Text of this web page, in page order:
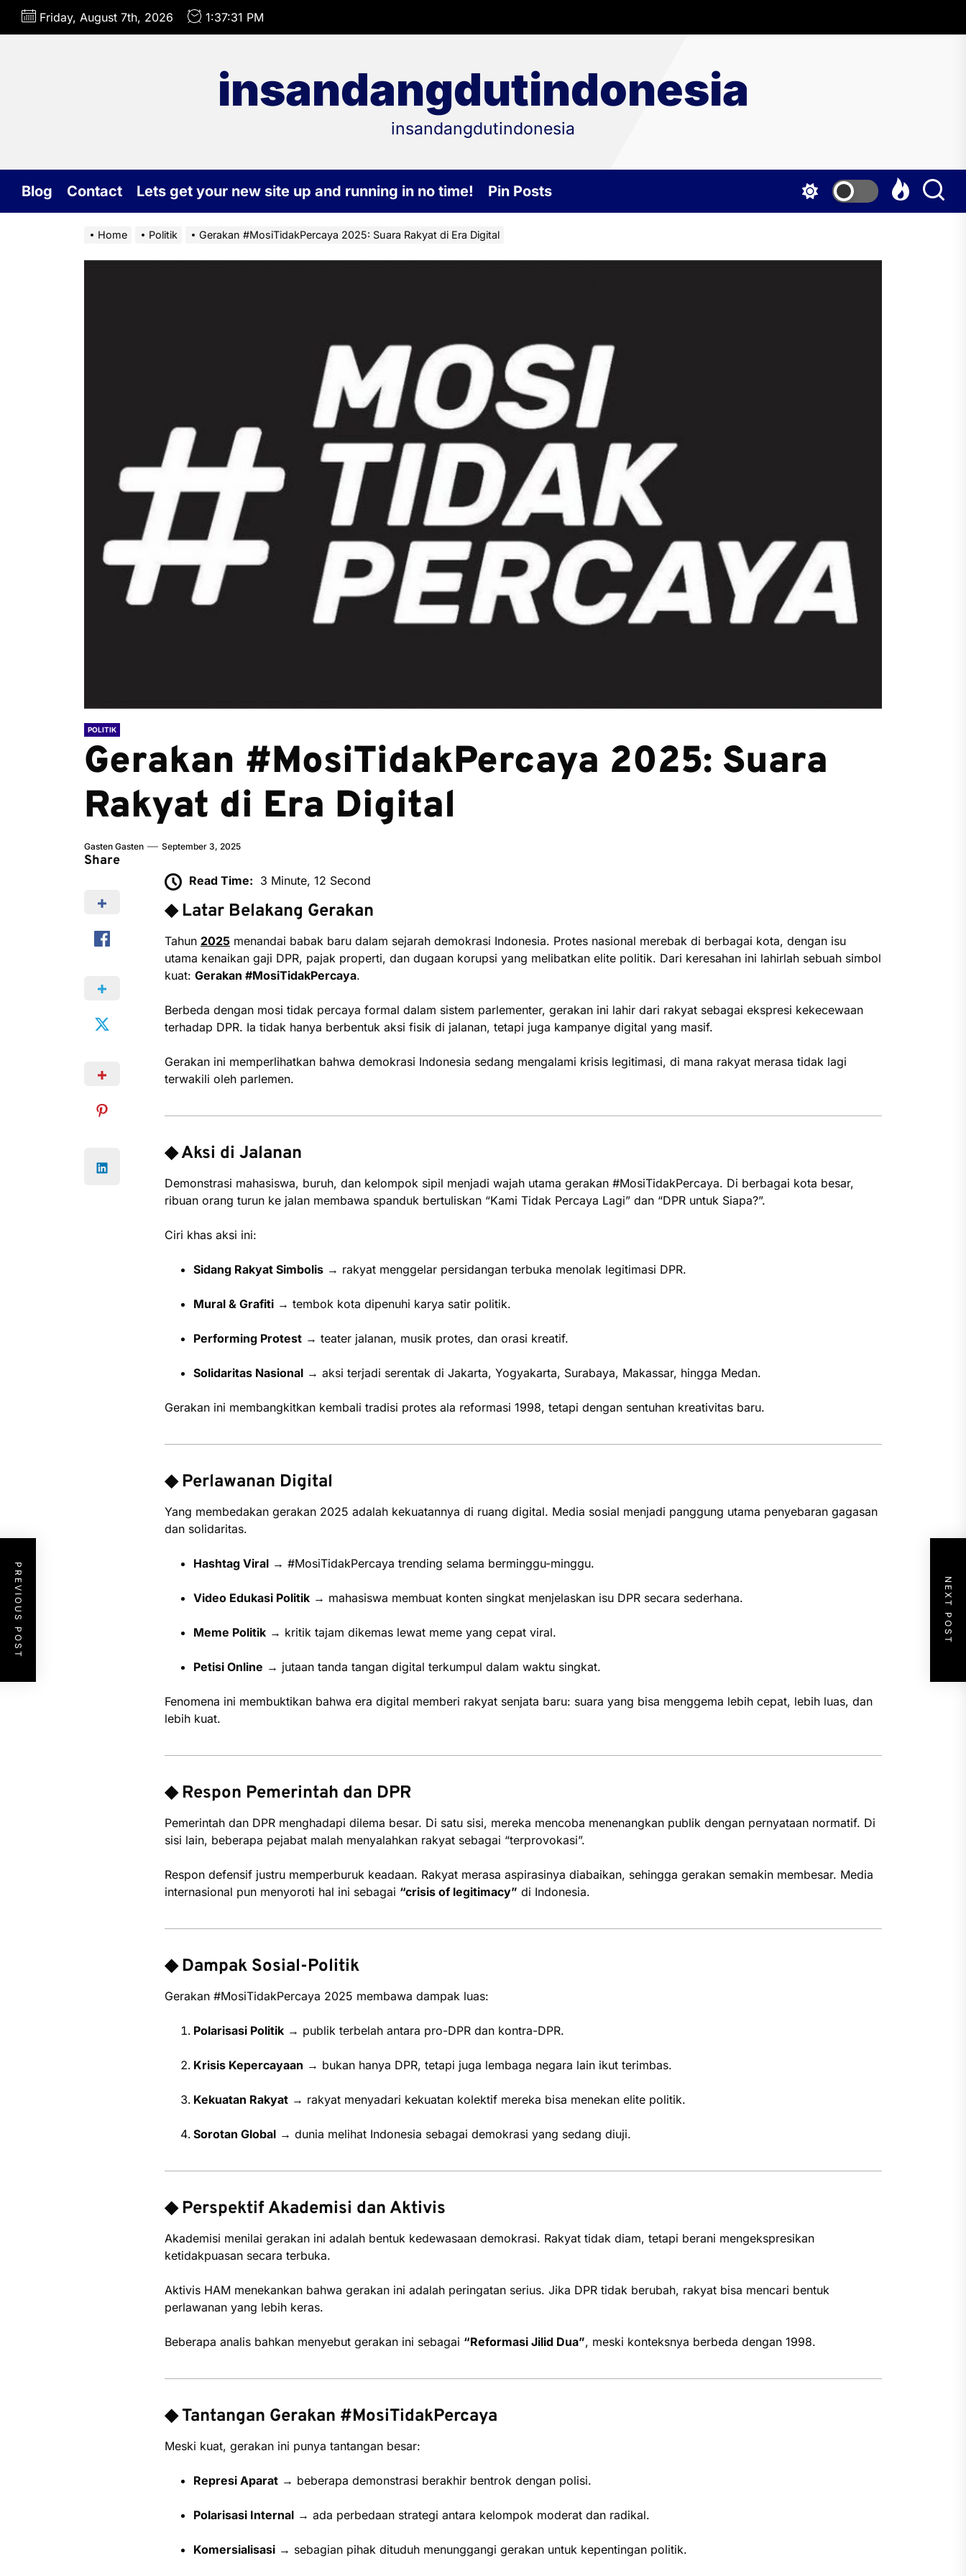
Skip
Friday, August 7th, 2026 1:37:32 PM
insandangdutindonesia
insandangdutindonesia
Blog Contact Lets get your new site up and running in no time! Pin Posts
Home Politik Gerakan #MosiTidakPercaya 2025: Suara Rakyat di Era Digital
POLITIK
Gerakan #MosiTidakPercaya 2025: Suara
Rakyat di Era Digital
Gasten Gasten September 3, 2025
Share
Read Time: 3 Minute, 12 Second
◆ Latar Belakang Gerakan
Tahun 2025menandai babak baru dalam sejarah demokrasi Indonesia. Protes nasional merebak di berbagai kota, dengan isu
utama kenaikan gaji DPR, pajak properti, dan dugaan korupsi yang melibatkan elite politik. Dari keresahan ini lahirlah sebuah simbol
kuat: Gerakan #MosiTidakPercaya.
Berbeda dengan mosi tidak percaya formal dalam sistem parlementer, gerakan ini lahir dari rakyat sebagai ekspresi kekecewaan
terhadap DPR. Ia tidak hanya berbentuk aksi fisik di jalanan, tetapi juga kampanye digital yang masif.
Gerakan ini memperlihatkan bahwa demokrasi Indonesia sedang mengalami krisis legitimasi, di mana rakyat merasa tidak lagi
terwakili oleh parlemen.
◆ Aksi di Jalanan
Demonstrasi mahasiswa, buruh, dan kelompok sipil menjadi wajah utama gerakan #MosiTidakPercaya. Di berbagai kota besar,
ribuan orang turun ke jalan membawa spanduk bertuliskan “Kami Tidak Percaya Lagi” dan “DPR untuk Siapa?”.
Ciri khas aksi ini:
Sidang Rakyat Simbolis→ rakyat menggelar persidangan terbuka menolak legitimasi DPR.
Mural & Grafiti→ tembok kota dipenuhi karya satir politik.
Performing Protest→ teater jalanan, musik protes, dan orasi kreatif.
Solidaritas Nasional→ aksi terjadi serentak di Jakarta, Yogyakarta, Surabaya, Makassar, hingga Medan.
Gerakan ini membangkitkan kembali tradisi protes ala reformasi 1998, tetapi dengan sentuhan kreativitas baru.
◆ Perlawanan Digital
Yang membedakan gerakan 2025 adalah kekuatannya di ruang digital. Media sosial menjadi panggung utama penyebaran gagasan
dan solidaritas.
Hashtag Viral→ #MosiTidakPercaya trending selama berminggu-minggu.
Video Edukasi Politik→ mahasiswa membuat konten singkat menjelaskan isu DPR secara sederhana.
Meme Politik→ kritik tajam dikemas lewat meme yang cepat viral.
Petisi Online → jutaan tanda tangan digital terkumpul dalam waktu singkat.
Fenomena ini membuktikan bahwa era digital memberi rakyat senjata baru: suara yang bisa menggema lebih cepat, lebih luas, dan
lebih kuat.
◆ Respon Pemerintah dan DPR
Pemerintah dan DPR menghadapi dilema besar. Di satu sisi, mereka mencoba menenangkan publik dengan pernyataan normatif. Di
sisi lain, beberapa pejabat malah menyalahkan rakyat sebagai “terprovokasi”.
Respon defensif justru memperburuk keadaan. Rakyat merasa aspirasinya diabaikan, sehingga gerakan semakin membesar. Media
internasional pun menyoroti hal ini sebagai “crisis of legitimacy” di Indonesia.
◆ Dampak Sosial-Politik
Gerakan #MosiTidakPercaya 2025 membawa dampak luas:
Polarisasi Politik→ publik terbelah antara pro-DPR dan kontra-DPR.
Krisis Kepercayaan → bukan hanya DPR, tetapi juga lembaga negara lain ikut terimbas.
Kekuatan Rakyat→ rakyat menyadari kekuatan kolektif mereka bisa menekan elite politik.
Sorotan Global→ dunia melihat Indonesia sebagai demokrasi yang sedang diuji.
◆ Perspektif Akademisi dan Aktivis
Akademisi menilai gerakan ini adalah bentuk kedewasaan demokrasi. Rakyat tidak diam, tetapi berani mengekspresikan
ketidakpuasan secara terbuka.
Aktivis HAM menekankan bahwa gerakan ini adalah peringatan serius. Jika DPR tidak berubah, rakyat bisa mencari bentuk
perlawanan yang lebih keras.
Beberapa analis bahkan menyebut gerakan ini sebagai “Reformasi Jilid Dua”, meski konteksnya berbeda dengan 1998.
◆ Tantangan Gerakan #MosiTidakPercaya
Meski kuat, gerakan ini punya tantangan besar:
Represi Aparat→ beberapa demonstrasi berakhir bentrok dengan polisi.
Polarisasi Internal→ ada perbedaan strategi antara kelompok moderat dan radikal.
Komersialisasi→ sebagian pihak dituduh menunggangi gerakan untuk kepentingan politik.
PREVIOUS POST NEXT POST